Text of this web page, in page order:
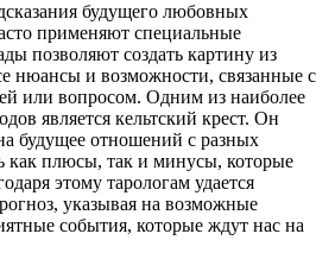
будущего любовных
применяют специальные
позволяют создать картину из
нюансы и возможности, связанные с
или вопросом. Одним из наиболее
является кельтский крест. Он
будущее отношений с разных
как плюсы, так и минусы, которые
этому тарологам удается
указывая на возможные
события, которые ждут нас на